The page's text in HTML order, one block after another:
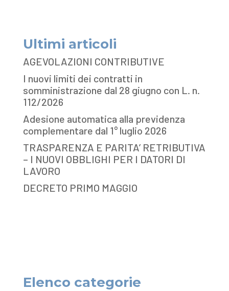
Ultimi articoli
AGEVOLAZIONI CONTRIBUTIVE
I nuovi limiti dei contratti in
somministrazione dal 28 giugno con L. n.
112/2026
Adesione automatica alla previdenza
complementare dal 1° luglio 2026
TRASPARENZA E PARITA’ RETRIBUTIVA
– I NUOVI OBBLIGHI PER I DATORI DI
LAVORO
DECRETO PRIMO MAGGIO
Elenco categorie